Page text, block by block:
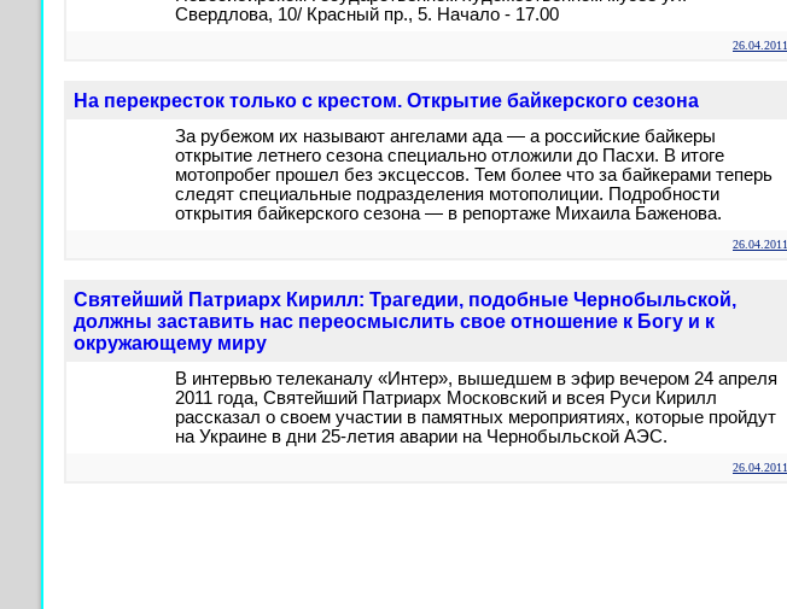
Свердлова, 10/ Красный пр., 5. Начало - 17.00
26.04.2011
На перекресток только с крестом. Открытие байкерского сезона
За рубежом их называют ангелами ада — а российские байкеры
открытие летнего сезона специально отложили до Пасхи. В итоге
мотопробег прошел без эксцессов. Тем более что за байкерами теперь
следят специальные подразделения мотополиции. Подробности
открытия байкерского сезона — в репортаже Михаила Баженова.
26.04.2011
Святейший Патриарх Кирилл: Трагедии, подобные Чернобыльской,
должны заставить нас переосмыслить свое отношение к Богу и к
окружающему миру
В интервью телеканалу «Интер», вышедшем в эфир вечером 24 апреля
2011 года, Святейший Патриарх Московский и всея Руси Кирилл
рассказал о своем участии в памятных мероприятиях, которые пройдут
на Украине в дни 25-летия аварии на Чернобыльской АЭС.
26.04.2011